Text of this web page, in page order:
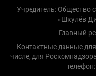
Учредитель: Общество
«Шкулёв
Главный
Контактные данные
числе, для